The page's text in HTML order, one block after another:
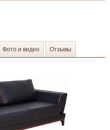
Фото и видео Отзывы